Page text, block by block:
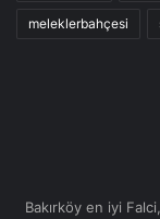
meleklerbahçesi
Bakırköy en iyi